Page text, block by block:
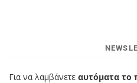
Για να λαμβάνετε αυτόματα το